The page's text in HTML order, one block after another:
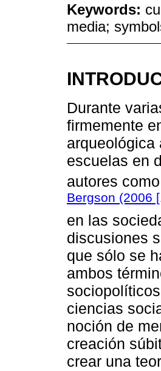
Keywords:
media;
Durante
firmemente
arqueológica
escuelas en
autores como
Bergson (2006
en las
discusiones
que sólo se
ambos
ciencias
noción de
creación
crear una